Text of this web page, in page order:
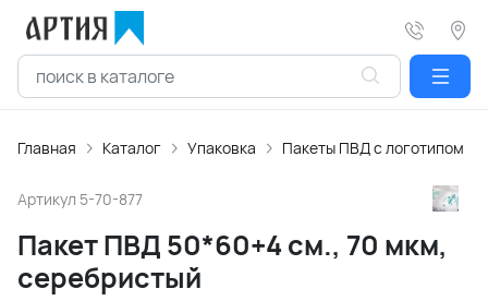
Главная Каталог Упаковка Пакеты ПВД с логотипом
Артикул 5-70-877
Пакет ПВД 50*60+4 см., 70 мкм,
серебристый